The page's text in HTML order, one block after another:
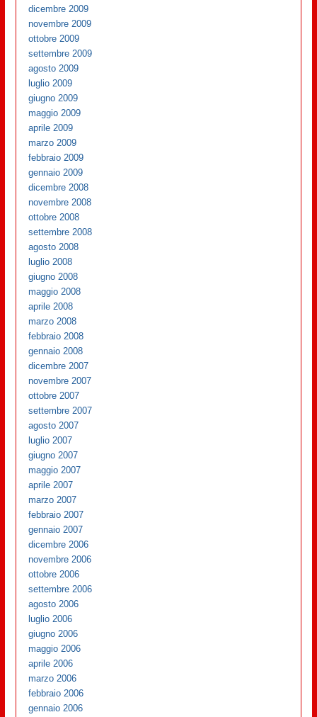
dicembre 2009
novembre 2009
ottobre 2009
settembre 2009
agosto 2009
luglio 2009
giugno 2009
maggio 2009
aprile 2009
marzo 2009
febbraio 2009
gennaio 2009
dicembre 2008
novembre 2008
ottobre 2008
settembre 2008
agosto 2008
luglio 2008
giugno 2008
maggio 2008
aprile 2008
marzo 2008
febbraio 2008
gennaio 2008
dicembre 2007
novembre 2007
ottobre 2007
settembre 2007
agosto 2007
luglio 2007
giugno 2007
maggio 2007
aprile 2007
marzo 2007
febbraio 2007
gennaio 2007
dicembre 2006
novembre 2006
ottobre 2006
settembre 2006
agosto 2006
luglio 2006
giugno 2006
maggio 2006
aprile 2006
marzo 2006
febbraio 2006
gennaio 2006